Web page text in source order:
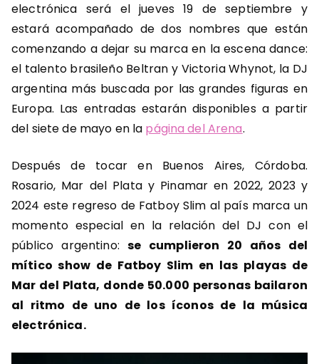
electrónica será el jueves 19 de septiembre y
estará acompañado de dos nombres que están
comenzando a dejar su marca en la escena dance:
el talento brasileño Beltran y Victoria Whynot, la DJ
argentina más buscada por las grandes figuras en
Europa. Las entradas estarán disponibles a partir
del siete de mayo en la página del Arena.
Después de tocar en Buenos Aires, Córdoba.
Rosario, Mar del Plata y Pinamar en 2022, 2023 y
2024 este regreso de Fatboy Slim al país marca un
momento especial en la relación del DJ con el
público argentino:se cumplieron 20 años del
mítico show de Fatboy Slim en las playas de
Mar del Plata, donde 50.000 personas bailaron
al ritmo de uno de los íconos de la música
electrónica.